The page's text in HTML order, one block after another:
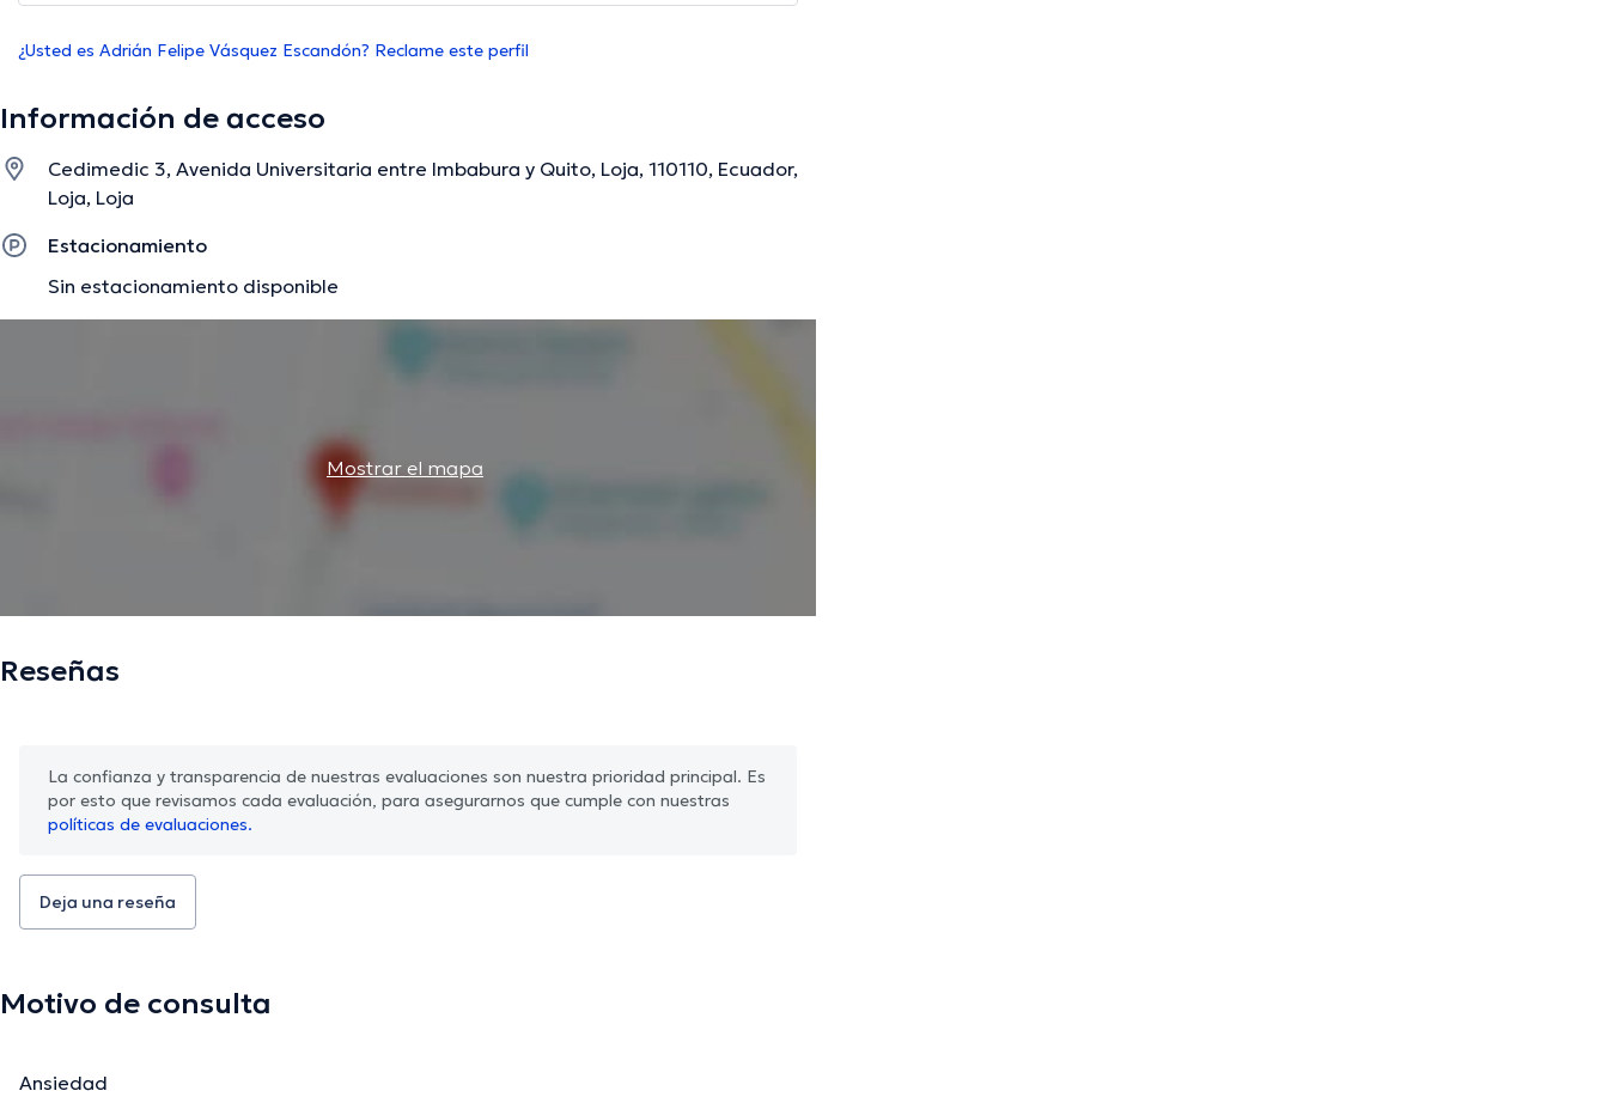
¿Usted es Adrián Felipe Vásquez Escandón? Reclame este perfil
Información de acceso
Cedimedic 3, Avenida Universitaria entre Imbabura y Quito, Loja, 110110, Ecuador,
Loja, Loja
Estacionamiento
Sin estacionamiento disponible
Mostrar el mapa
Reseñas
La confianza y transparencia de nuestras evaluaciones son nuestra prioridad principal. Es
por esto que revisamos cada evaluación, para asegurarnos que cumple con nuestras
políticas de evaluaciones.
Deja una reseña
Motivo de consulta
Ansiedad